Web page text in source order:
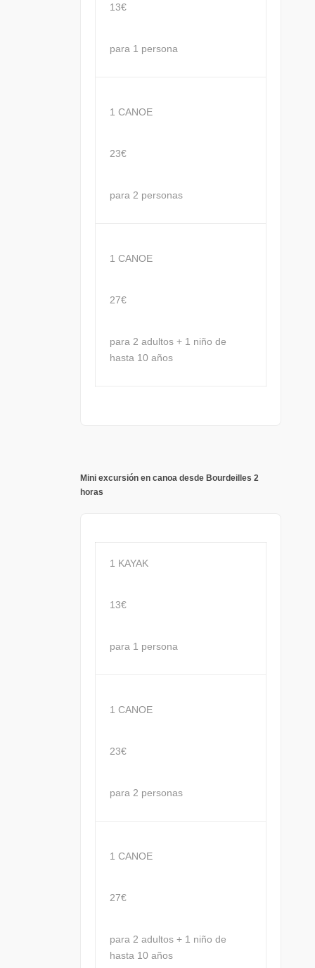
13€
para 1 persona
1 CANOE
23€
para 2 personas
1 CANOE
27€
para 2 adultos + 1 niño de
hasta 10 años
Mini excursión en canoa desde Bourdeilles 2
horas
1 KAYAK
13€
para 1 persona
1 CANOE
23€
para 2 personas
1 CANOE
27€
para 2 adultos + 1 niño de
hasta 10 años